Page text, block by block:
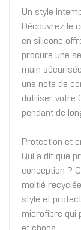
Un style
Découvrez le
en silicone
procure une
main
une note de
dutiliser votre
pendant de
Protection et
Qui a dit que
conception ?
moitié
style et
microfibre qui